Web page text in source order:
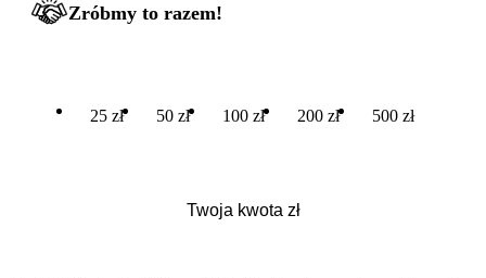
Zróbmy to razem!
25 zł 50 zł 100 zł 200 zł 500 zł